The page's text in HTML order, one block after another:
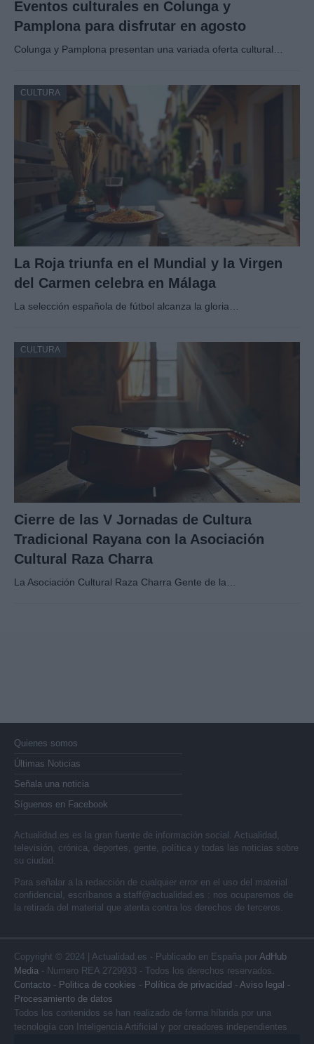
Eventos culturales en Colunga y
Pamplona para disfrutar en agosto
Colunga y Pamplona presentan una variada oferta cultural…
CULTURA
La Roja triunfa en el Mundial y la Virgen
del Carmen celebra en Málaga
La selección española de fútbol alcanza la gloria…
CULTURA
Cierre de las V Jornadas de Cultura
Tradicional Rayana con la Asociación
Cultural Raza Charra
La Asociación Cultural Raza Charra Gente de la…
Quienes somos
Últimas Noticias
Señala una noticia
Síguenos en Facebook
Actualidad.es es la gran fuente de información social. Actualidad,
televisión, crónica, deportes, gente, política y todas las noticias sobre
su ciudad.
Para señalar a la redacción de cualquier error en el uso del material
confidencial, escríbanos a staff@actualidad.es : nos ocuparemos de
la retirada del material que atenta contra los derechos de terceros.
Copyright © 2024 | Actualidad.es - Publicado en España por AdHub
Media - Numero REA 2729933 - Todos los derechos reservados.
Contacto - Politica de cookies - Política de privacidad - Aviso legal -
Procesamiento de datos
Todos los contenidos se han realizado de forma híbrida por una
tecnología con Inteligencia Artificial y por creadores independientes